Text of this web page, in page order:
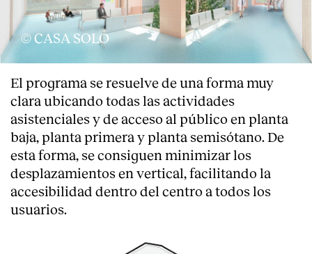
© CASA SOLO
El programa se resuelve de una forma muy
clara ubicando todas las actividades
asistenciales y de acceso al público en planta
baja, planta primera y planta semisótano. De
esta forma, se consiguen minimizar los
desplazamientos en vertical, facilitando la
accesibilidad dentro del centro a todos los
usuarios.